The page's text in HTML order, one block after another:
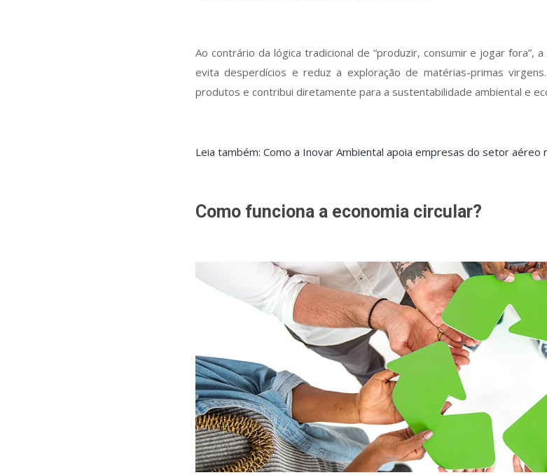
Ao contrário da lógica tradicional de “produzir, consumir e jogar fora”,
evita desperdícios e reduz a exploração de matérias-primas
produtos e contribui diretamente para a sustentabilidade ambiental e
Leia também: Como a Inovar Ambiental apoia empresas do setor aéreo
Como funciona a economia circular?